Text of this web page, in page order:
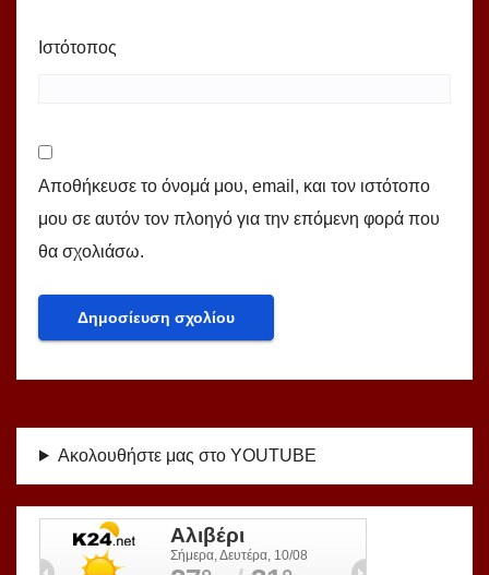
Ιστότοπος
Αποθήκευσε το όνομά μου, email, και τον ιστότοπο
μου σε αυτόν τον πλοηγό για την επόμενη φορά που
θα σχολιάσω.
Ακολουθήστε μας στο YOUTUBE